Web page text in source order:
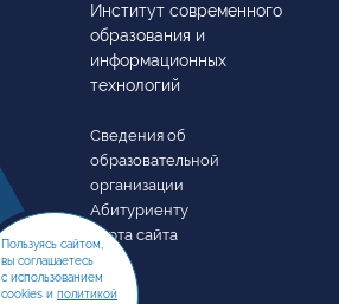
Институт современного
образования и
информационных
технологий
Сведения об
образовательной
организации
Абитуриенту
Карта сайта
Пользуясь сайтом,
вы соглашаетесь
с использованием
cookies и политикой